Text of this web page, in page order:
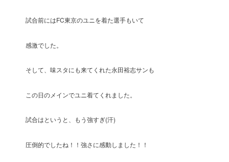
試合前にはFC東京のユニを着た選手もいて
感激でした。
そして、味スタにも来てくれた永田裕志サンも
この日のメインでユニ着てくれました。
試合はというと、もう強すぎ(汗)
圧倒的でしたね！！強さに感動しました！！